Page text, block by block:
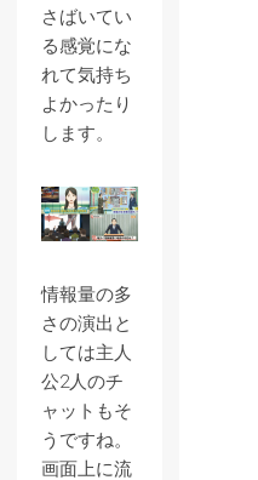
さばいてい
る感覚にな
れて気持ち
よかったり
します。
情報量の多
さの演出と
しては主人
公2人のチ
ャットもそ
うですね。
画面上に流